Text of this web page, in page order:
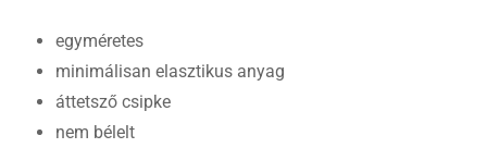
egyméretes
minimálisan elasztikus anyag
áttetsző csipke
nem bélelt